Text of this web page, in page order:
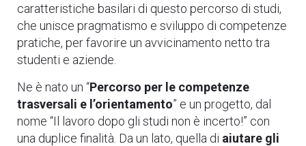
caratteristiche basilari di questo percorso di studi,
che unisce pragmatismo e sviluppo di competenze
pratiche, per favorire un avvicinamento netto tra
studenti e aziende.
Ne è nato un “Percorso per le competenze
trasversali e l’orientamento” e un progetto, dal
nome “Il lavoro dopo gli studi non è incerto!” con
una duplice finalità. Da un lato, quella di aiutare gli